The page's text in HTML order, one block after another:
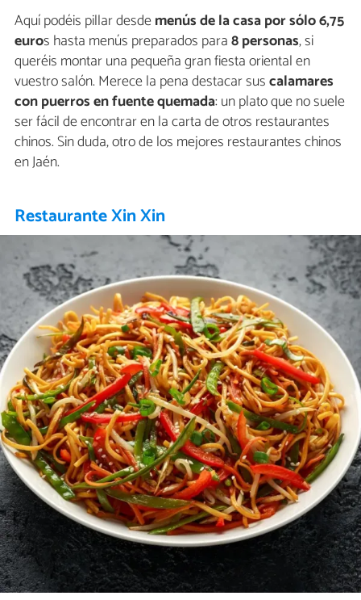
Aquí podéis pillar desdemenús de la casa por sólo 6,75
euros hasta menús preparados para8 personas, si
queréis montar una pequeña gran fiesta oriental en
vuestro salón. Merece la pena destacar suscalamares
con puerros en fuente quemada: un plato que no suele
ser fácil de encontrar en la carta de otros restaurantes
chinos. Sin duda, otro de los mejores restaurantes chinos
en Jaén.
Restaurante Xin Xin